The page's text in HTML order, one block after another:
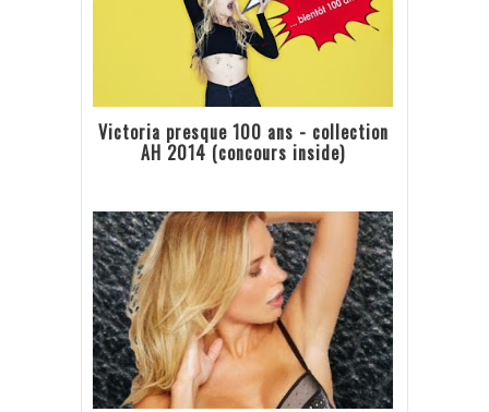
Victoria presque 100 ans - collection
AH 2014 (concours inside)